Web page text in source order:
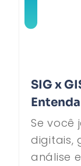
SIG x
Entenda
Se você
digitais,
análise